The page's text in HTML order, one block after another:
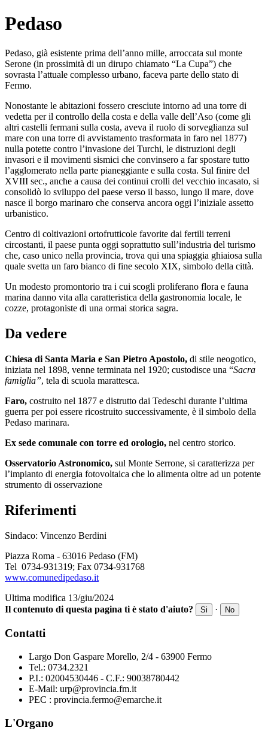
Pedaso
Pedaso, già esistente prima dell’anno mille, arroccata sul monte
Serone (in prossimità di un dirupo chiamato “La Cupa”) che
sovrasta l’attuale complesso urbano, faceva parte dello stato di
Fermo.
Nonostante le abitazioni fossero cresciute intorno ad una torre di
vedetta per il controllo della costa e della valle dell’Aso (come gli
altri castelli fermani sulla costa, aveva il ruolo di sorveglianza sul
mare con una torre di avvistamento trasformata in faro nel 1877)
nulla potette contro l’invasione dei Turchi, le distruzioni degli
invasori e il movimenti sismici che convinsero a far spostare tutto
l’agglomerato nella parte pianeggiante e sulla costa. Sul finire del
XVIII sec., anche a causa dei continui crolli del vecchio incasato, si
consolidò lo sviluppo del paese verso il basso, lungo il mare, dove
nasce il borgo marinaro che conserva ancora oggi l’iniziale assetto
urbanistico.
Centro di coltivazioni ortofrutticole favorite dai fertili terreni
circostanti, il paese punta oggi soprattutto sull’industria del turismo
che, caso unico nella provincia, trova qui una spiaggia ghiaiosa sulla
quale svetta un faro bianco di fine secolo XIX, simbolo della città.
Un modesto promontorio tra i cui scogli proliferano flora e fauna
marina danno vita alla caratteristica della gastronomia locale, le
cozze, protagoniste di una ormai storica sagra.
Da vedere
Chiesa di Santa Maria e San Pietro Apostolo, di stile neogotico,
iniziata nel 1898, venne terminata nel 1920; custodisce una “Sacra
famiglia”, tela di scuola marattesca.
Faro, costruito nel 1877 e distrutto dai Tedeschi durante l’ultima
guerra per poi essere ricostruito successivamente, è il simbolo della
Pedaso marinara.
Ex sede comunale con torre ed orologio, nel centro storico.
Osservatorio Astronomico, sul Monte Serrone, si caratterizza per
l’impianto di energia fotovoltaica che lo alimenta oltre ad un potente
strumento di osservazione
Riferimenti
Sindaco: Vincenzo Berdini
Piazza Roma - 63016 Pedaso (FM)
Tel 0734-931319; Fax 0734-931768
www.comunedipedaso.it
Ultima modifica 13/giu/2024
Il contenuto di questa pagina ti è stato d'aiuto?
Si · No
Contatti
Largo Don Gaspare Morello, 2/4 - 63900 Fermo
Tel.: 0734.2321
P.I.: 02004530446 - C.F.: 90038780442
E-Mail: urp@provincia.fm.it
PEC : provincia.fermo@emarche.it
L'Organo